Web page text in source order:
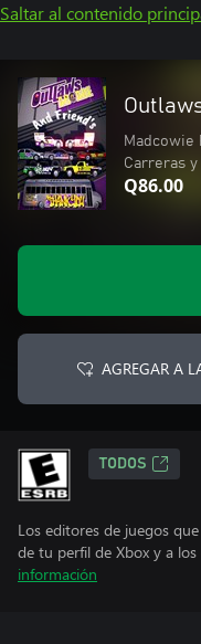
Saltar al contenido
Madcowie
Carreras y
Q86.00
AGREGAR A
TODOS
Los editores de juegos
de tu perfil de Xbox y a
información